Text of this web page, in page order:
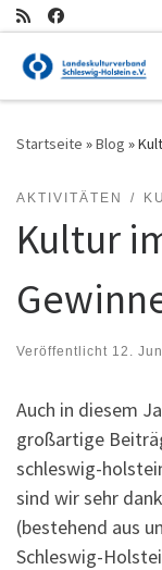
Zum Inhalt
Startseite »Blog »
AKTIVITÄTEN
Kultur
Veröffentlicht 12.
Auch in diesem
großartige
schleswig-
sind wir sehr
(bestehend aus
Schleswig-